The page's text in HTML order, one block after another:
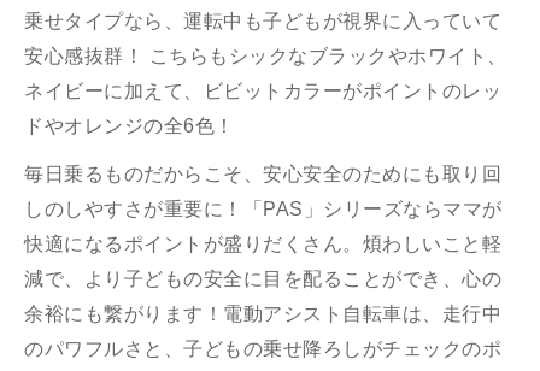
乗せタイプなら、運転中も子どもが視界に入っていて
安心感抜群！ こちらもシックなブラックやホワイト、
ネイビーに加えて、ビビットカラーがポイントのレッ
ドやオレンジの全6色！
毎日乗るものだからこそ、安心安全のためにも取り回
しのしやすさが重要に！「PAS」シリーズならママが
快適になるポイントが盛りだくさん。煩わしいこと軽
減で、より子どもの安全に目を配ることができ、心の
余裕にも繋がります！電動アシスト自転車は、走行中
のパワフルさと、子どもの乗せ降ろしがチェックのポ